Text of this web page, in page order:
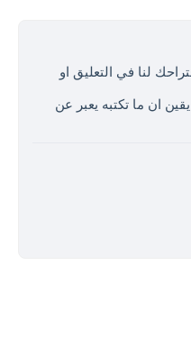
لنا في التعليق او
ان ما تكتبه يعبر عن